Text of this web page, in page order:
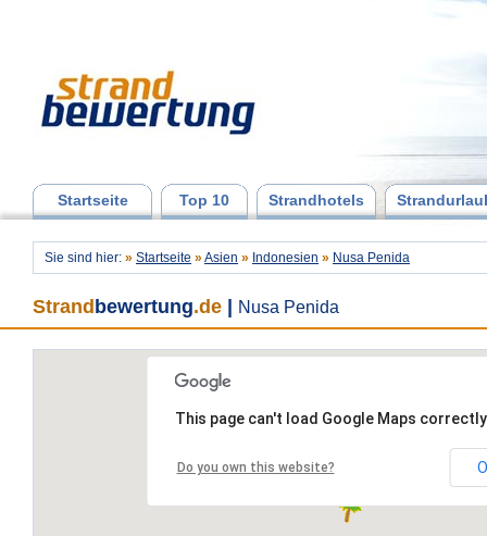
Startseite Top 10 Strandhotels
Sie sind hier: » Startseite » Asien » Indonesien » Nusa Penida
Strand bewertung.de Nusa Penida
This page can't load Google Maps
Do you own this website?